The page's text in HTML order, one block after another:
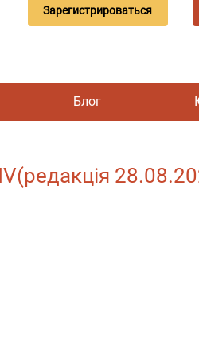
Зарегистрироваться
Блог